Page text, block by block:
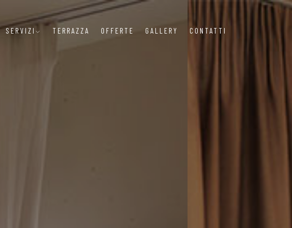
SERVIZI TERRAZZA OFFERTE GALLERY CONTATTI